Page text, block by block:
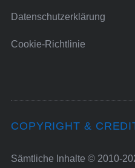
Datenschutzerklärung
Cookie-Richtlinie
COPYRIGHT &
Sämtliche Inhalte © 2010-